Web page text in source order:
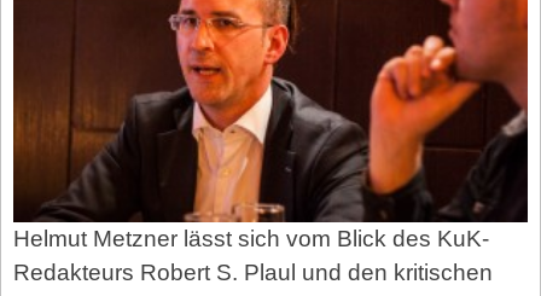
Helmut Metzner lässt sich vom Blick des KuK-
Redakteurs Robert S. Plaul und den kritischen